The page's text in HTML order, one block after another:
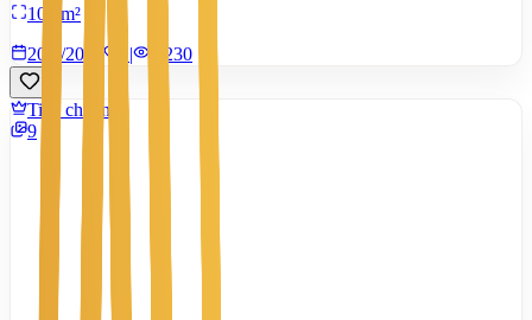
100 m²
20/7/2026
| 1.230
Tiêu chuẩn
9